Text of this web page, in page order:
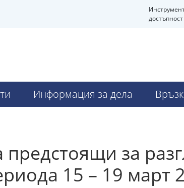
достъпност
Информация за дела
за
15 – 19 март